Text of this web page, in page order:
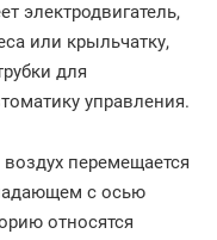
электродвигатель,
или крыльчатку,
для
управления.
воздух перемещается
с осью
относятся